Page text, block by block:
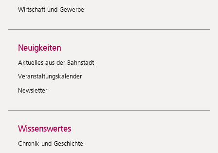
Wirtschaft und Gewerbe
Neuigkeiten
Aktuelles aus der Bahnstadt
Veranstaltungskalender
Newsletter
Wissenswertes
Chronik und Geschichte